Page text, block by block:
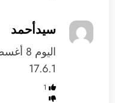
سيدأحمد
17.6.1
1